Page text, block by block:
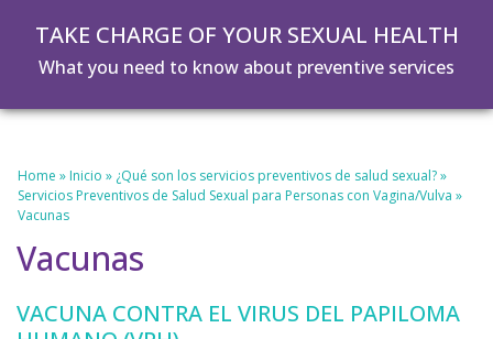
to
main
content
to
footer
TAKE CHARGE OF YOUR SEXUAL HEALTH
What you need to know about preventive services
Home » Inicio » ¿Qué son los servicios preventivos de salud sexual?»
Servicios Preventivos de Salud Sexual para Personas con Vagina/Vulva »
Vacunas
Vacunas
VACUNA CONTRA EL VIRUS DEL PAPILOMA